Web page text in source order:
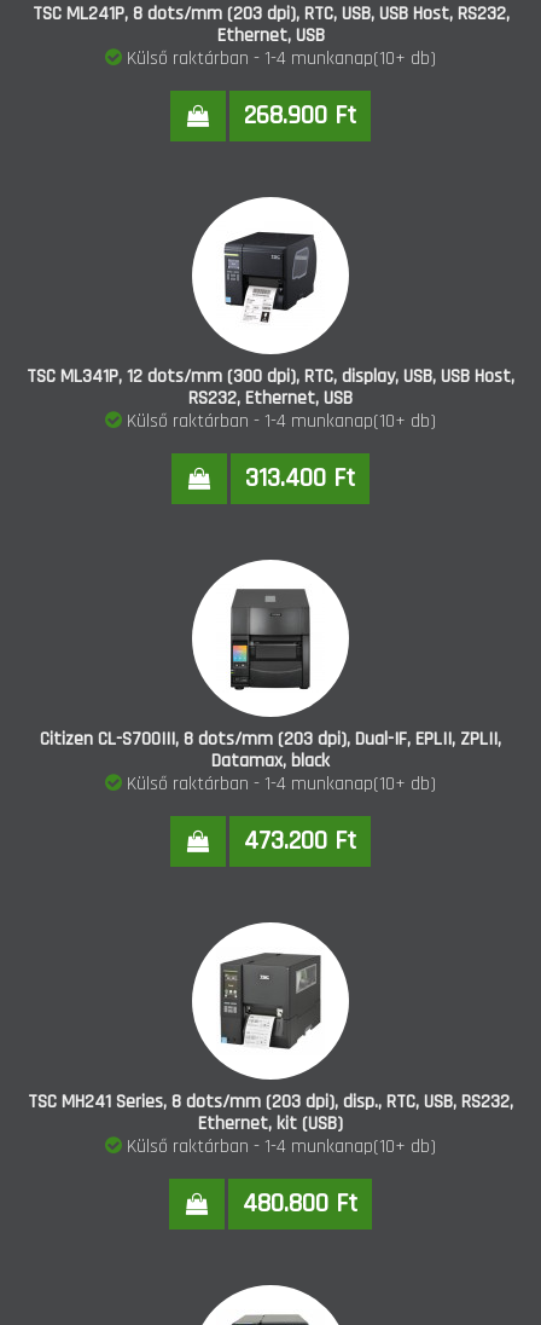
TSC ML241P, 8 dots/mm (203 dpi), RTC, USB, USB Host, RS232,
Ethernet, USB
Külső raktárban - 1-4 munkanap(10+ db)
268.900 Ft
TSC ML341P, 12 dots/mm (300 dpi), RTC, display, USB, USB Host,
RS232, Ethernet, USB
Külső raktárban - 1-4 munkanap(10+ db)
313.400 Ft
Citizen CL-S700III, 8 dots/mm (203 dpi), Dual-IF, EPLII, ZPLII,
Datamax, black
Külső raktárban - 1-4 munkanap(10+ db)
473.200 Ft
TSC MH241 Series, 8 dots/mm (203 dpi), disp., RTC, USB, RS232,
Ethernet, kit (USB)
Külső raktárban - 1-4 munkanap(10+ db)
480.800 Ft